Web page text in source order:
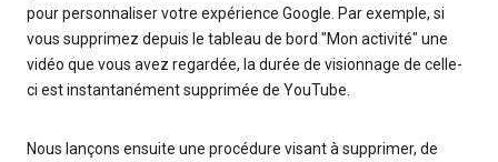
pour personnaliser votre expérience Google. Par exemple, si
vous supprimez depuis le tableau de bord "Mon activité" une
vidéo que vous avez regardée, la durée de visionnage de celle-
ci est instantanément supprimée de YouTube.
Nous lançons ensuite une procédure visant à supprimer, de